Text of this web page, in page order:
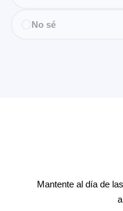
No sé
Mantente al día de